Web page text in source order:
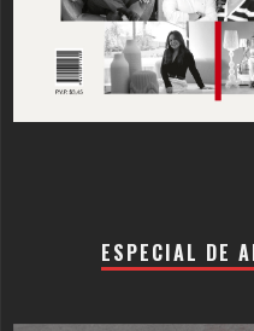
ESPECIAL DE